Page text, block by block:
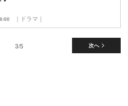
｜ドラマ｜
次へ
3/5